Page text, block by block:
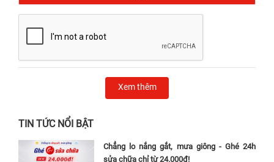
Xem thêm
TIN TỨC NỔI BẬT
Chẳng lo nắng gắt, mưa giông - Ghé 24h
sửa chữa chỉ từ 24.000đ!